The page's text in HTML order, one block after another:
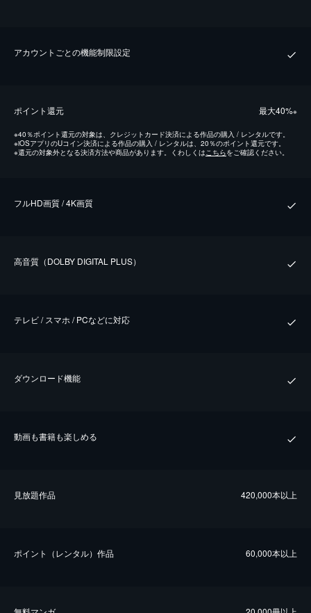
アカウントごとの機能制限設定
ポイント還元 最⼤40%※
※40％ポイント還元の対象は、クレジットカード決済による作品の購入 / レンタルです。
※iOSアプリのUコイン決済による作品の購入 / レンタルは、20％のポイント還元です。
※還元の対象外となる決済方法や商品があります。くわしくは こちらをご確認ください。
フルHD画質 / 4K画質
⾼⾳質（DOLBY DIGITAL PLUS）
テレビ / スマホ / PCなどに対応
ダウンロード機能
動画も書籍も楽しめる
⾒放題作品 420,000本以上
ポイント（レンタル）作品 60,000本以上